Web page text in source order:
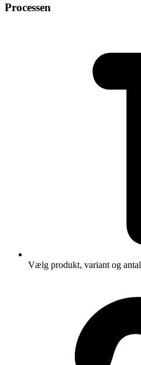
Processen
Vælg produkt, variant og antal